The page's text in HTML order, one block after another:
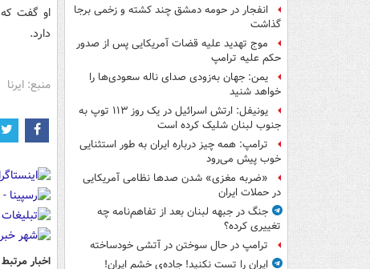
انفجار در حومه دمشق چند کشته و زخمی برجا
گذاشت
موج تهدید علیه قضات آمریکایی پس از صدور
حکم علیه ترامپ
یمن: جهان به‌زودی صدای ناله سعودی‌ها را
خواهد شنید
یونیفل: ارتش اسرائیل در یک روز ۱۱۳ توپ به
جنوب لبنان شلیک کرده است
ترامپ: همه چیز درباره ایران به طور استثنایی
خوب پیش می‌رود
«ضربه مغزی» شدن صدها نظامی آمریکایی
در حملات ایران
جنگ در جبهه لبنان بعد از تفاهم‌نامه چه
تغییری کرده؟
ترامپ در حال سوختن در آتشی خودساخته
ایران را تست نکنید! جاده‌ی خشم ایران!
او گفت که
دارد.
منبع: ایرنا
اخبار مرتبط